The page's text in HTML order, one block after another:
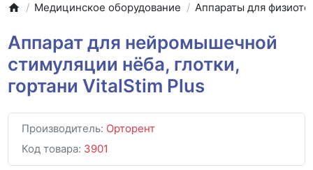
Медицинское оборудование Аппараты для
Аппарат для нейромышечной
стимуляции нёба, глотки,
гортани VitalStim Plus
Производитель: Орторент
Код товара: 3901